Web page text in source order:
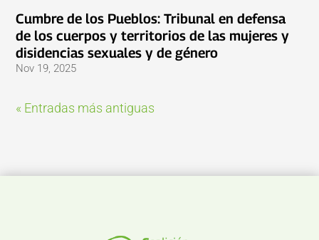
Cumbre de los Pueblos: Tribunal en defensa
de los cuerpos y territorios de las mujeres y
disidencias sexuales y de género
Nov 19, 2025
« Entradas más antiguas